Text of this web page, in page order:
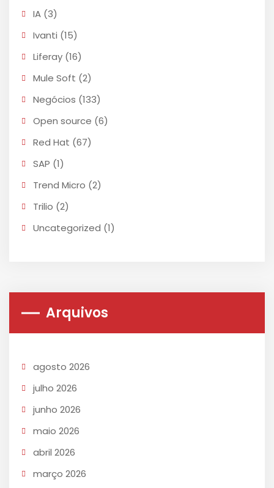
IA (3)
Ivanti (15)
Liferay (16)
Mule Soft (2)
Negócios (133)
Open source (6)
Red Hat (67)
SAP (1)
Trend Micro (2)
Trilio (2)
Uncategorized (1)
Arquivos
agosto 2026
julho 2026
junho 2026
maio 2026
abril 2026
março 2026